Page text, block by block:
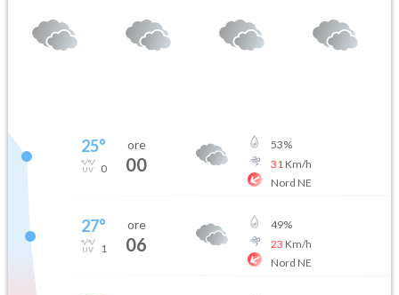
25°
0
ore
00
53%
31 Km/h
Nord NE
27°
1
ore
06
49%
23 Km/h
Nord NE